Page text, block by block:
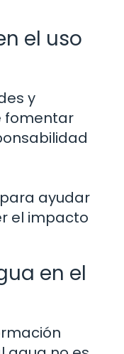
el uso
y
fomentar
ayudar
el impacto
en el